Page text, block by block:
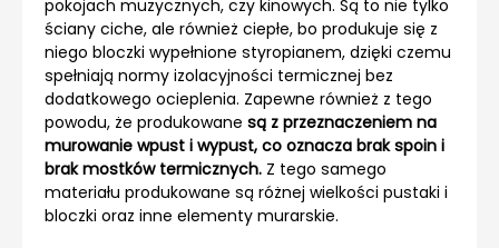
pokojach muzycznych, czy kinowych. Są to nie tylko
ściany ciche, ale również ciepłe, bo produkuje się z
niego bloczki wypełnione styropianem, dzięki czemu
spełniają normy izolacyjności termicznej bez
dodatkowego ocieplenia. Zapewne również z tego
powodu, że produkowane są z przeznaczeniem na
murowanie wpust i wypust, co oznacza brak spoin i
brak mostków termicznych. Z tego samego
materiału produkowane są różnej wielkości pustaki i
bloczki oraz inne elementy murarskie.